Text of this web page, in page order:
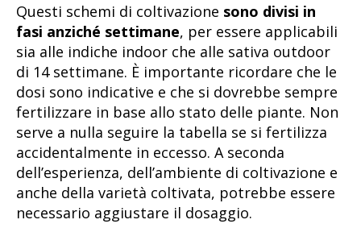
Questi schemi di coltivazione sono divisi in
fasi anziché settimane, per essere applicabili
sia alle indiche indoor che alle sativa outdoor
di 14 settimane. È importante ricordare che le
dosi sono indicative e che si dovrebbe sempre
fertilizzare in base allo stato delle piante. Non
serve a nulla seguire la tabella se si fertilizza
accidentalmente in eccesso. A seconda
dell’esperienza, dell’ambiente di coltivazione e
anche della varietà coltivata, potrebbe essere
necessario aggiustare il dosaggio.